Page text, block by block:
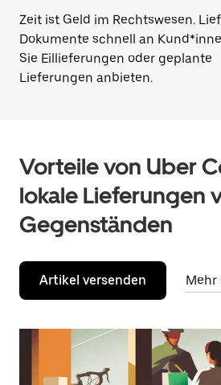
Zeit ist Geld im Rechtswesen.
Dokumente schnell an
Sie Eillieferungen oder geplante
Lieferungen anbieten.
Vorteile von Uber
lokale Lieferungen
Gegenständen
Artikel versenden Mehr